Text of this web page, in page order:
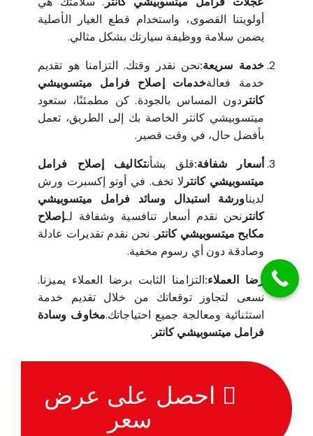
أولويتنا القصوى، واستخدام قطع الغيار الأصلية
يضمن سلامة ووظيفة سيارتك بشكل مثالي.
خدمة سريعة:نحن نقدر وقتك. التزامنا هو تقديم
خدمة فعالةخدمات إصلاح فرامل ميتسوبيشي
كانتر دون المساس بالجودة. كن مطمئنًا، ستعود
ميتسوبيشي كانتر الخاصة بك إلى الطريق، تعمل
بأفضل حال، في وقت قصير.
أسعار شفافة:قلق بشأنتكاليف إصلاح فرامل
ميتسوبيشي كانتر لا تخف. في أوتو إكسبرت ورش
لديناورشة استبدال وسائد فرامل ميتسوبيشي
كانتر نحن نقدم أسعار تنافسية وشفافة لـإصلاح
مكابح ميتسوبيشي كانتر . نحن نقدم تقديرات عادلة
وصادقة دون أي رسوم مخفية.
رضا العملاء:التزامنا الثابت برضا العملاء يميزنا.
نسعى لتجاوز توقعاتك من خلال تقديم خدمة
استثنائية ومعالجة جميع احتياجاتك.مخاوف وسادة
فرامل ميتسوبيشي كانتر .
احصل على عرض
سعر